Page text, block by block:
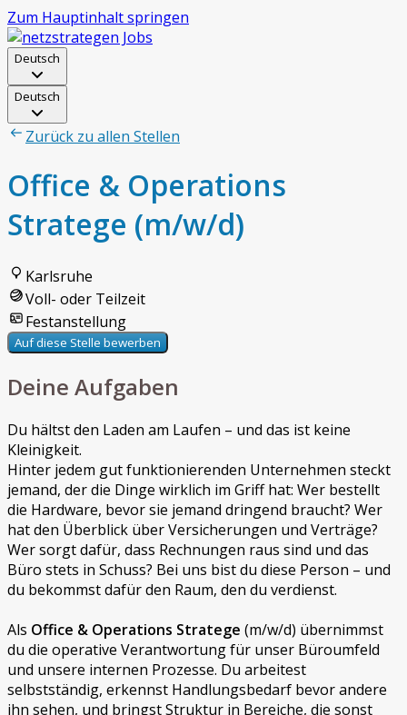
Zum Hauptinhalt springen
Deutsch
Deutsch
Zurück zu allen Stellen
Office & Operations
Stratege (m/w/d)
Karlsruhe
Voll- oder Teilzeit
Festanstellung
Auf diese Stelle bewerben
Deine Aufgaben
Du hältst den Laden am Laufen – und das ist keine
Kleinigkeit.
Hinter jedem gut funktionierenden Unternehmen steckt
jemand, der die Dinge wirklich im Griff hat: Wer bestellt
die Hardware, bevor sie jemand dringend braucht? Wer
hat den Überblick über Versicherungen und Verträge?
Wer sorgt dafür, dass Rechnungen raus sind und das
Büro stets in Schuss? Bei uns bist du diese Person – und
du bekommst dafür den Raum, den du verdienst.
Als Office & Operations Stratege (m/w/d) übernimmst
du die operative Verantwortung für unser Büroumfeld
und unsere internen Prozesse. Du arbeitest
selbstständig, erkennst Handlungsbedarf bevor andere
ihn sehen, und bringst Struktur in Bereiche, die sonst